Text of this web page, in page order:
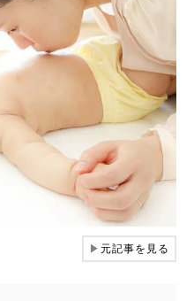
▶元記事を見る